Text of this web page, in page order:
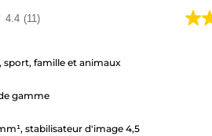
4.4 (11)
sport, famille et animaux
gamme
stabilisateur d'image 4,5
4.4